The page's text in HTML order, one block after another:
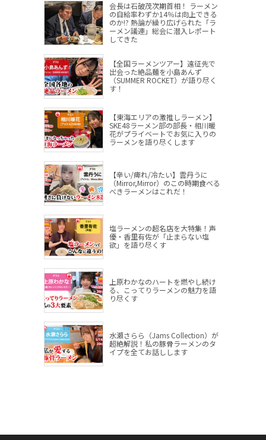
会長は石破茂次期首相！ ラーメン
の自給率わずか14％は向上できる
のか!? 熱論が繰り広げられた「ラ
ーメン議連」総会に潜入レポート
してきた
【全国ラーメンツアー】遠征先で
出会った絶品麺を小島あんず
（SUMMER ROCKET）が語り尽く
す！
【東海エリアの激推しラーメン】
SKE48ラーメン部の部長・相川暖
花がプライベートでお気に入りの
ラーメンを語り尽くします
【辛い/痺れ/冷たい】雲丹うに
（Mirror,Mirror）のこの時期食べる
べきラーメンはこれだ！
塩ラーメンの超名店を大特集！声
優・香里有佐が「止まらない塩
欲」を語り尽くす
上原わかなのハートを燃やし続け
る、こってりラーメンの魅力を語
り尽くす
水瀬さらら（Jams Collection）が
超絶解説！私の豚骨ラーメンのタ
イプを全てお話しします